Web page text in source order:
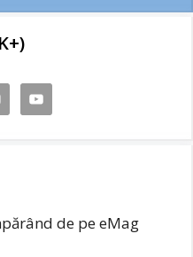
de pe eMag